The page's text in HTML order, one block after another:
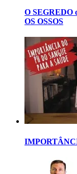
O SEGREDO
OS OSSOS